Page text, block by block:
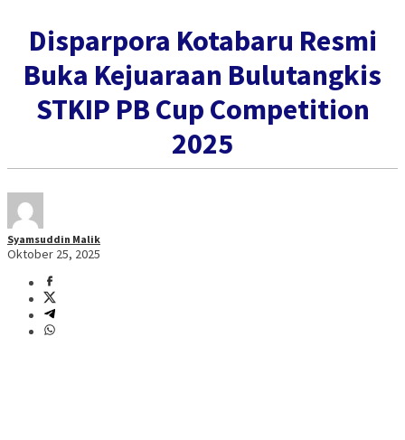
Disparpora Kotabaru Resmi
Buka Kejuaraan Bulutangkis
STKIP PB Cup Competition
2025
Syamsuddin Malik
Oktober 25, 2025